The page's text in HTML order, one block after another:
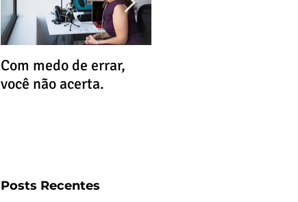
Com medo de errar,
você não acerta.
Posts Recentes